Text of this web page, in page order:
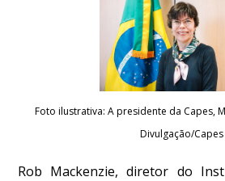
Foto ilustrativa: A presidente da Capes,
Divulgação/Capes
Rob Mackenzie, diretor do